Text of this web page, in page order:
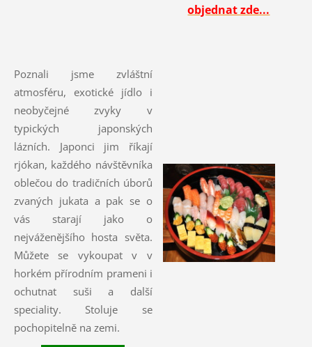
objednat zde...
Poznali jsme zvláštní
atmosféru, exotické jídlo i
neobyčejné zvyky v
typických japonských
lázních. Japonci jim říkají
rjókan, každého návštěvníka
oblečou do tradičních úborů
zvaných jukata a pak se o
vás starají jako o
nejváženějšího hosta světa.
Můžete se vykoupat v v
horkém přírodním prameni i
ochutnat suši a další
speciality. Stoluje se
pochopitelně na zemi.